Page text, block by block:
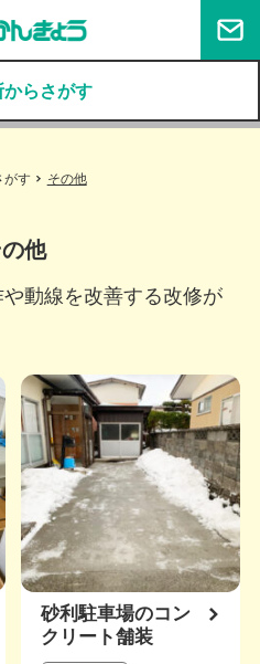
からさがす
がす その他
他
動線を改善する改修が
砂利駐車場のコン
クリート舗装